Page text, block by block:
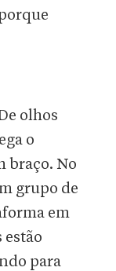
olhos
o
braço. No
grupo de
em
estão
para